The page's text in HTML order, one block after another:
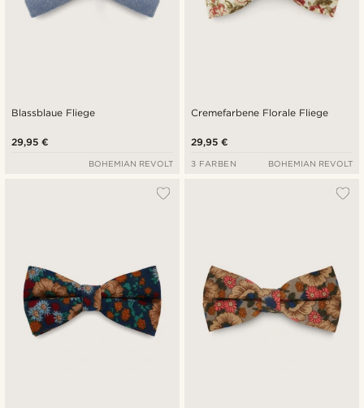
Blassblaue Fliege
29,95 €
BOHEMIAN REVOLT
Cremefarbene Florale Fliege
29,95 €
3 FARBEN BOHEMIAN REVOLT